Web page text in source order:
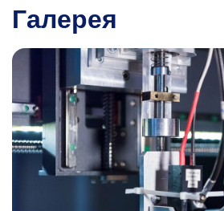
Дмитрий
Шехирев
К.т.н., с.н.с., доценткафедры
и переработки полезных
и техногенного сырья
Профессиональной сферой
являются процессы, аппараты
флотационного и
обогащения руд, контроля и
технологического процесса,
Галерея